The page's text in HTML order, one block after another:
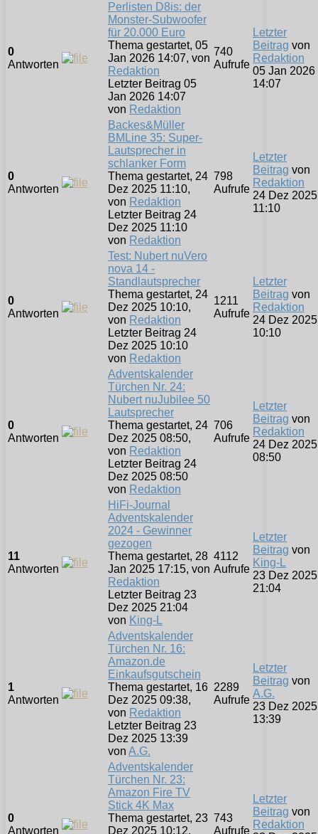
0
Antworten
Perlisten D8is: der
Monster-Subwoofer
für 20.000 Euro
Thema gestartet, 05
Jan 2026 14:07, von
Redaktion
Letzter Beitrag 05
Jan 2026 14:07
von Redaktion
740
Aufrufe
Letzter
Beitrag von
Redaktion
05 Jan 2026
14:07
0
Antworten
Backes&Müller
BMLine 35: Super-
Lautsprecher in
schlanker Form
Thema gestartet, 24
Dez 2025 11:10,
von Redaktion
Letzter Beitrag 24
Dez 2025 11:10
von Redaktion
798
Aufrufe
Letzter
Beitrag von
Redaktion
24 Dez 2025
11:10
0
Antworten
Test: Nubert nuVero
nova 14 -
Standlautsprecher
Thema gestartet, 24
Dez 2025 10:10,
von Redaktion
Letzter Beitrag 24
Dez 2025 10:10
von Redaktion
1211
Aufrufe
Letzter
Beitrag von
Redaktion
24 Dez 2025
10:10
0
Antworten
Adventskalender
Türchen Nr. 24:
Nubert nuJubilee 50
Lautsprecher
Thema gestartet, 24
Dez 2025 08:50,
von Redaktion
Letzter Beitrag 24
Dez 2025 08:50
von Redaktion
706
Aufrufe
Letzter
Beitrag von
Redaktion
24 Dez 2025
08:50
11
Antworten
HiFi-Journal
Adventskalender
2024 - Gewinner
gezogen
Thema gestartet, 28
Jan 2025 17:15, von
Redaktion
Letzter Beitrag 23
Dez 2025 21:04
von King-L
4112
Aufrufe
Letzter
Beitrag von
King-L
23 Dez 2025
21:04
1
Antworten
Adventskalender
Türchen Nr. 16:
Amazon.de
Einkaufsgutschein
Thema gestartet, 16
Dez 2025 09:38,
von Redaktion
Letzter Beitrag 23
Dez 2025 13:39
von A.G.
2289
Aufrufe
Letzter
Beitrag von
A.G.
23 Dez 2025
13:39
0
Antworten
Adventskalender
Türchen Nr. 23:
Amazon Fire TV
Stick 4K Max
Thema gestartet, 23
Dez 2025 10:12,
743
Aufrufe
Letzter
Beitrag von
Redaktion